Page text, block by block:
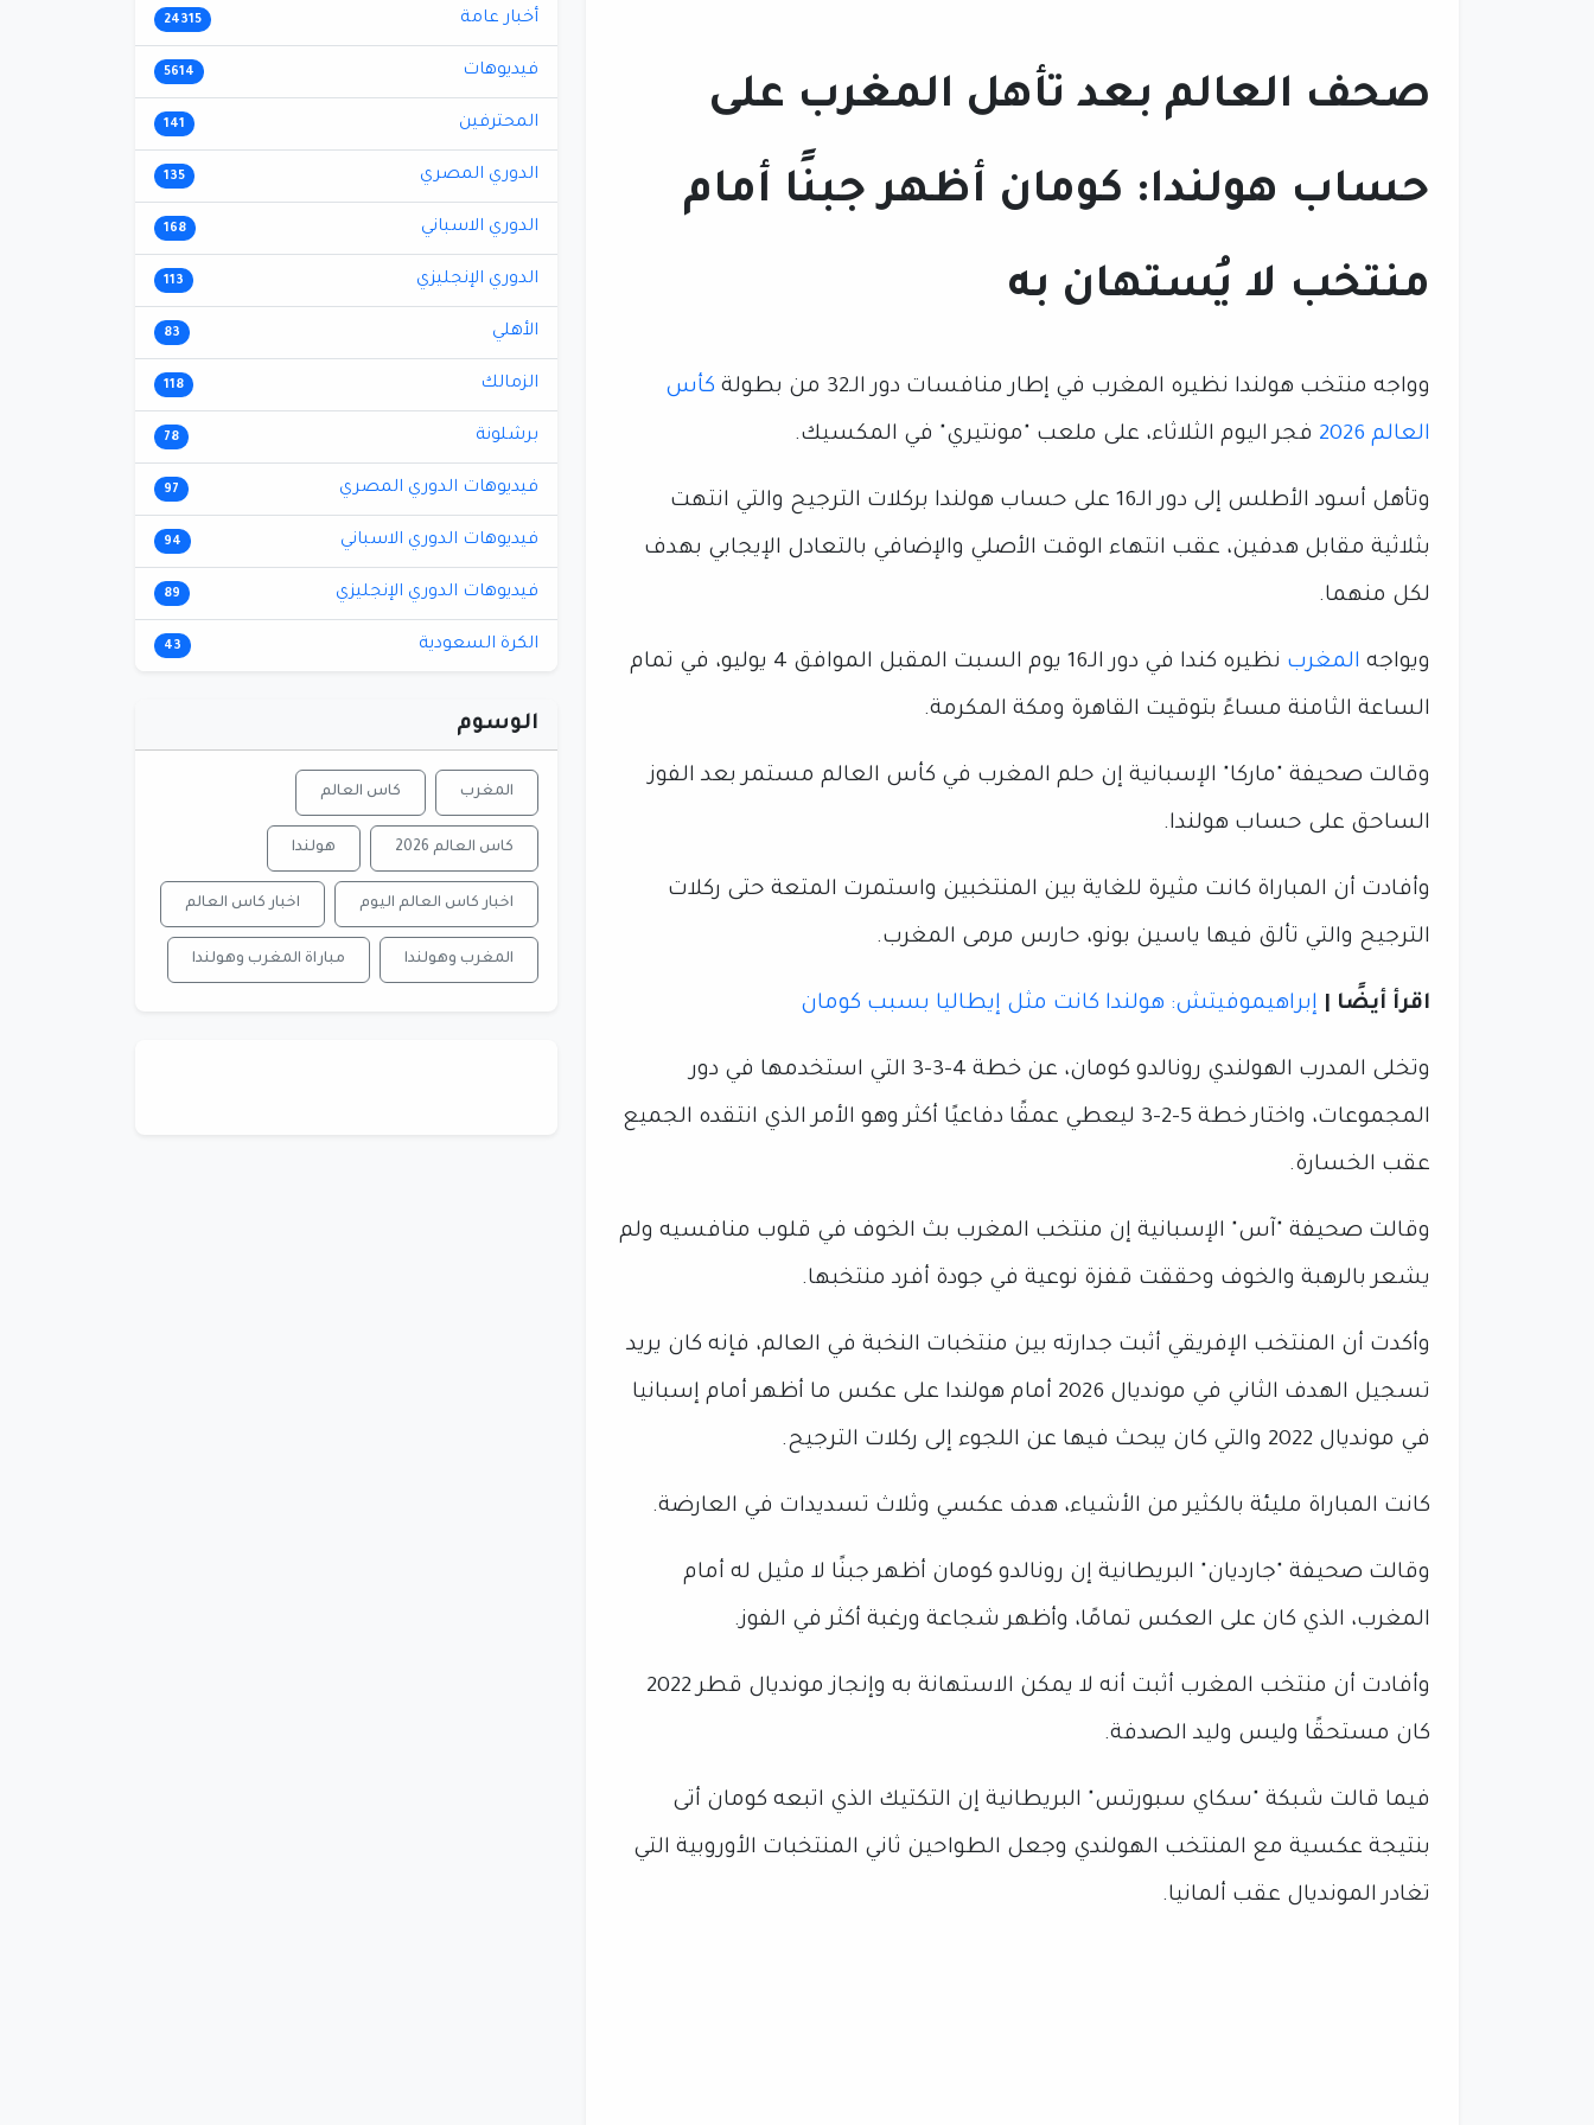
صحف العالم بعد تأهل المغرب على
حساب هولندا: كومان أظهر جبنًا أمام
منتخب لا يُستهان به
وواجه منتخب هولندا نظيره المغرب في إطار منافسات دور الـ32 من بطولة
كأس
العالم 2026
فجر اليوم الثلاثاء، على ملعب "مونتيري" في المكسيك.
وتأهل أسود الأطلس إلى دور الـ16 على حساب هولندا بركلات الترجيح والتي انتهت
بثلاثية مقابل هدفين، عقب انتهاء الوقت الأصلي والإضافي بالتعادل الإيجابي بهدف
لكل منهما.
ويواجه المغرب
نظيره كندا في دور الـ16 يوم السبت المقبل الموافق 4 يوليو، في تمام
الساعة الثامنة مساءً بتوقيت القاهرة ومكة المكرمة.
وقالت صحيفة "ماركا" الإسبانية إن حلم المغرب في كأس العالم مستمر بعد الفوز
الساحق على حساب هولندا.
وأفادت أن المباراة كانت مثيرة للغاية بين المنتخبين واستمرت المتعة حتى ركلات
الترجيح والتي تألق فيها ياسين بونو، حارس مرمى المغرب.
اقرأ أيضًا | إبراهيموفيتش: هولندا كانت مثل إيطاليا بسبب كومان
وتخلى المدرب الهولندي رونالدو كومان، عن خطة 4-3-3 التي استخدمها في دور
المجموعات، واختار خطة 5-2-3 ليعطي عمقًا دفاعيًا أكثر وهو الأمر الذي انتقده الجميع
عقب الخسارة.
وقالت صحيفة "آس" الإسبانية إن منتخب المغرب بث الخوف في قلوب منافسيه ولم
يشعر بالرهبة والخوف وحققت قفزة نوعية في جودة أفرد منتخبها.
وأكدت أن المنتخب الإفريقي أثبت جدارته بين منتخبات النخبة في العالم، فإنه كان يريد
تسجيل الهدف الثاني في مونديال 2026 أمام هولندا على عكس ما أظهر أمام إسبانيا
في مونديال 2022 والتي كان يبحث فيها عن اللجوء إلى ركلات الترجيح.
كانت المباراة مليئة بالكثير من الأشياء، هدف عكسي وثلاث تسديدات في العارضة.
وقالت صحيفة "جارديان" البريطانية إن رونالدو كومان أظهر جبنًا لا مثيل له أمام
المغرب، الذي كان على العكس تمامًا، وأظهر شجاعة ورغبة أكثر في الفوز.
وأفادت أن منتخب المغرب أثبت أنه لا يمكن الاستهانة به وإنجاز مونديال قطر 2022
كان مستحقًا وليس وليد الصدفة.
فيما قالت شبكة "سكاي سبورتس" البريطانية إن التكتيك الذي اتبعه كومان أتى
بنتيجة عكسية مع المنتخب الهولندي وجعل الطواحين ثاني المنتخبات الأوروبية التي
تغادر المونديال عقب ألمانيا.
أخبار عامة 24315
فيديوهات 5614
المحترفين 141
الدوري المصري 135
الدوري الاسباني 168
الدوري الإنجليزي 113
الأهلي 83
الزمالك 118
برشلونة 78
فيديوهات الدوري المصري 97
فيديوهات الدوري الاسباني 94
فيديوهات الدوري الإنجليزي 89
الكرة السعودية 43
الوسوم
المغرب كاس العالم
كاس العالم 2026 هولندا
اخبار كاس العالم اليوم اخبار كاس العالم
المغرب وهولندا مباراة المغرب وهولندا